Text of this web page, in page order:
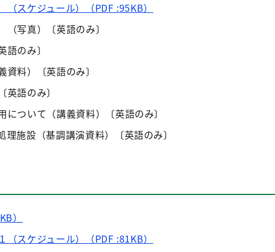
スケジュール）（PDF :95KB）
写真）〔英語のみ〕
のみ〕
料）〔英語のみ〕
語のみ〕
ついて（講義資料）〔英語のみ〕
施設（基調講演資料）〔英語のみ〕
）
スケジュール）（PDF :81KB）